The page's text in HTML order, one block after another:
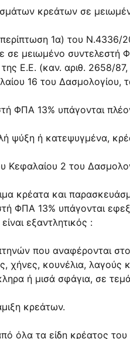
κρεάτων σε
1α) του Ν.4336/
σε μειωμένο
Ε.Ε. (καν. αριθ. 2658/
16 του Δασμολογίου,
ΦΠΑ 13% υπάγονται
ψύξη ή κατεψυγμένα,
Κεφαλαίου 2 του
κρέατα και
ΦΠΑ 13% υπάγονται
εξαντλητικός :
που αναφέρονται
χήνες, κουνέλια,
ή μισά σφάγια, σε
κρεάτων.
όλα τα είδη κρέατος